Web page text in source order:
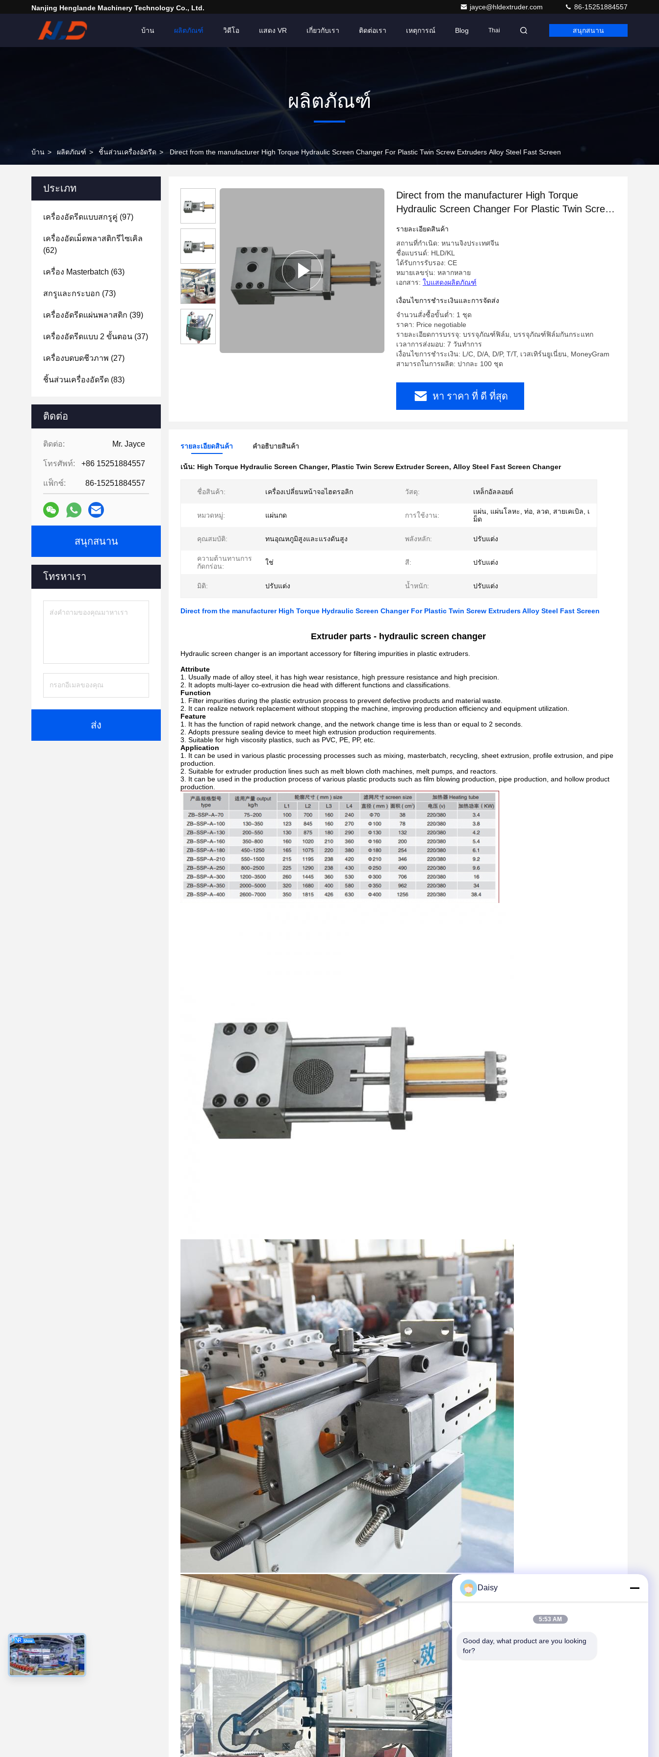
Nanjing Henglande Machinery Technology Co., Ltd. jayce@hldextruder.com 86-15251884557
บ้าน ผลิตภัณฑ์ วิดีโอ แสดง VR เกี่ยวกับเรา ติดต่อเรา เหตุการณ์ Blog Thai สนุกสนาน
ผลิตภัณฑ์
บ้าน > ผลิตภัณฑ์ > ชิ้นส่วนเครื่องอัดรีด > Direct from the manufacturer High Torque Hydraulic Screen Changer For Plastic Twin Screw Extruders Alloy Steel Fast Screen
ประเภท
เครื่องอัดรีดแบบสกรูคู่ (97)
เครื่องอัดเม็ดพลาสติกรีไซเคิล
(62)
เครื่อง Masterbatch (63)
สกรูและกระบอก (73)
เครื่องอัดรีดแผ่นพลาสติก (39)
เครื่องอัดรีดแบบ 2 ขั้นตอน (37)
เครื่องบดบดชีวภาพ (27)
ชิ้นส่วนเครื่องอัดรีด (83)
ติดต่อ
ติดต่อ: Mr. Jayce
โทรศัพท์: +86 15251884557
แฟ็กซ์: 86-15251884557
สนุกสนาน
โทรหาเรา
ส่ง
Direct from the manufacturer High Torque
Hydraulic Screen Changer For Plastic Twin Screw
รายละเอียดสินค้า
สถานที่กำเนิด: หนานจิงประเทศจีน
ชื่อแบรนด์: HLD/KL
ได้รับการรับรอง: CE
หมายเลขรุ่น: หลากหลาย
เอกสาร: ใบแสดงผลิตภัณฑ์
เงื่อนไขการชําระเงินและการจัดส่ง
จำนวนสั่งซื้อขั้นต่ำ: 1 ชุด
ราคา: Price negotiable
รายละเอียดการบรรจุ: บรรจุภัณฑ์ฟิล์ม, บรรจุภัณฑ์ฟิล์มกันกระแทก
เวลาการส่งมอบ: 7 วันทำการ
เงื่อนไขการชำระเงิน: L/C, D/A, D/P, T/T, เวสเทิร์นยูเนี่ยน, MoneyGram
สามารถในการผลิต: ปากละ 100 ชุด
หา ราคา ที่ ดี ที่สุด
รายละเอียดสินค้า คําอธิบายสินค้า
เน้น: High Torque Hydraulic Screen Changer, Plastic Twin Screw Extruder Screen, Alloy Steel Fast Screen Changer
ชื่อสินค้า: เครื่องเปลี่ยนหน้าจอไฮดรอลิก วัสดุ: เหล็กอัลลอยด์
หมวดหมู่: แผ่นกด การใช้งาน:
แผ่น, แผ่นโลหะ, ท่อ, ลวด, สายเคเบิล, เ
ม็ด
คุณสมบัติ: ทนอุณหภูมิสูงและแรงดันสูง พลังหลัก: ปรับแต่ง
ความต้านทานการ
กัดกร่อน:
ใช่ สี: ปรับแต่ง
มิติ: ปรับแต่ง น้ำหนัก: ปรับแต่ง
Direct from the manufacturer High Torque Hydraulic Screen Changer For Plastic Twin Screw Extruders Alloy Steel Fast Screen
Extruder parts - hydraulic screen changer
Hydraulic screen changer is an important accessory for filtering impurities in plastic extruders.
Attribute
Usually made of alloy steel, it has high wear resistance, high pressure resistance and high precision.
It adopts multi-layer co-extrusion die head with different functions and classifications.
Function
Filter impurities during the plastic extrusion process to prevent defective products and material waste.
It can realize network replacement without stopping the machine, improving production efficiency and equipment utilization.
Feature
It has the function of rapid network change, and the network change time is less than or equal to 2 seconds.
Adopts pressure sealing device to meet high extrusion production requirements.
Suitable for high viscosity plastics, such as PVC, PE, PP, etc.
Application
It can be used in various plastic processing processes such as mixing, masterbatch, recycling, sheet extrusion, profile extrusion, and pipe
production.
Suitable for extruder production lines such as melt blown cloth machines, melt pumps, and reactors.
It can be used in the production process of various plastic products such as film blowing production, pipe production, and hollow product
production.
Daisy
5:53 AM
Good day, what product are you looking
for?